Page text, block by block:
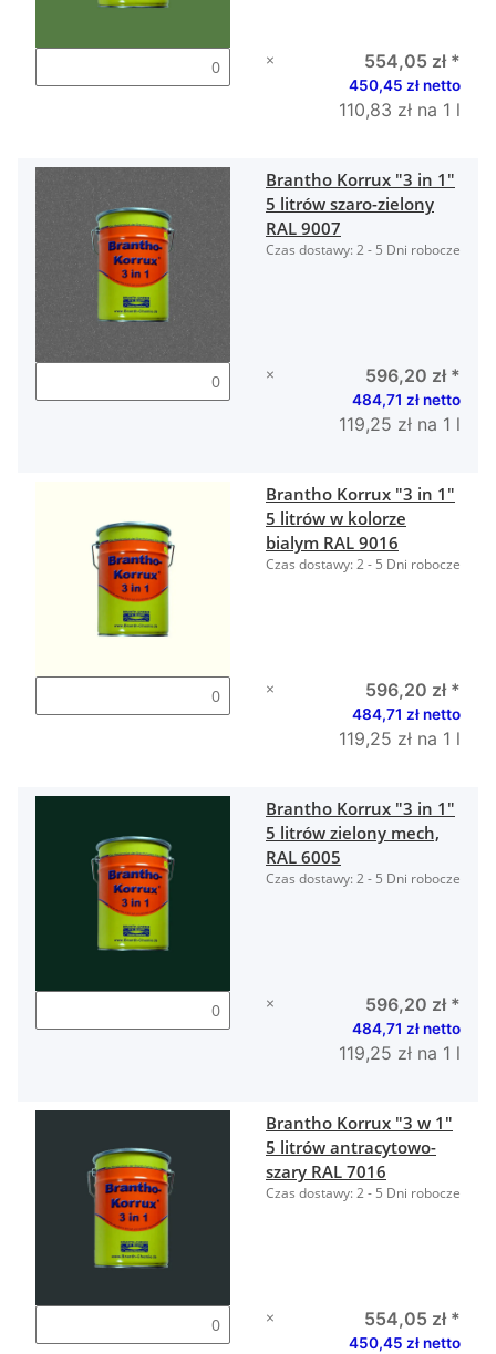
× 554,05 zł *
450,45 zł netto
110,83 zł na 1 l
Brantho Korrux "3 in 1"
5 litrów szaro-zielony
RAL 9007
Czas dostawy:2 - 5 Dni robocze
× 596,20 zł *
484,71 zł netto
119,25 zł na 1 l
Brantho Korrux "3 in 1"
5 litrów w kolorze
bialym RAL 9016
Czas dostawy:2 - 5 Dni robocze
× 596,20 zł *
484,71 zł netto
119,25 zł na 1 l
Brantho Korrux "3 in 1"
5 litrów zielony mech,
RAL 6005
Czas dostawy:2 - 5 Dni robocze
× 596,20 zł *
484,71 zł netto
119,25 zł na 1 l
Brantho Korrux "3 w 1"
5 litrów antracytowo-
szary RAL 7016
Czas dostawy:2 - 5 Dni robocze
× 554,05 zł *
450,45 zł netto